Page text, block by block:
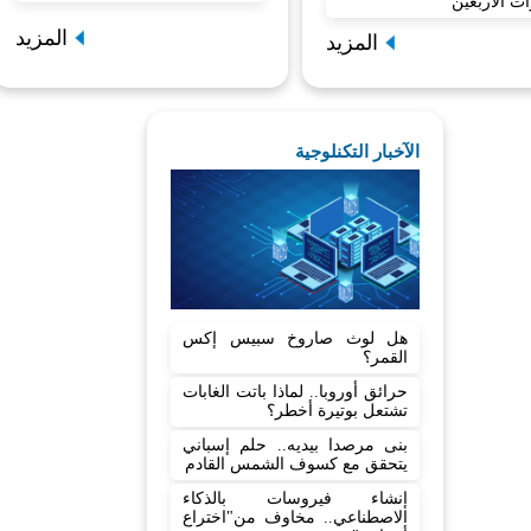
المزيد المزيد
الآخبار التكنلوجية
هل لوث صاروخ سبيس إكس
القمر؟
حرائق أوروبا.. لماذا باتت الغابات
تشتعل بوتيرة أخطر؟
بنى مرصدا بيديه.. حلم إسباني
يتحقق مع كسوف الشمس القادم
إنشاء فيروسات بالذكاء
الاصطناعي.. مخاوف من"اختراع